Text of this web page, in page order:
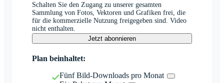
Schalten Sie den Zugang zu unserer gesamten
Sammlung von Fotos, Vektoren und Grafiken frei, die
für die kommerzielle Nutzung freigegeben sind. Video
nicht enthalten.
Jetzt abonnieren
Plan beinhaltet:
Fünf Bild-Downloads pro Monat